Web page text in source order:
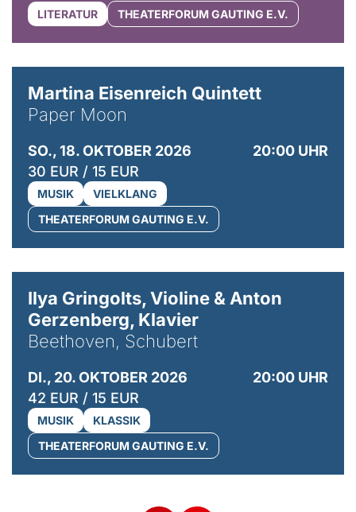
LITERATUR THEATERFORUM GAUTING E.V.
Martina Eisenreich Quintett
Paper Moon
SO., 18. OKTOBER 2026
20:00 UHR
30 EUR / 15 EUR
MUSIK
VIELKLANG
THEATERFORUM GAUTING E.V.
Ilya Gringolts, Violine & Anton
Gerzenberg, Klavier
Beethoven, Schubert
DI., 20. OKTOBER 2026
20:00 UHR
42 EUR / 15 EUR
MUSIK
KLASSIK
THEATERFORUM GAUTING E.V.